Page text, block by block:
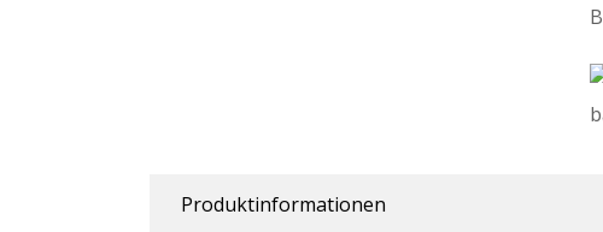
Produktinformationen